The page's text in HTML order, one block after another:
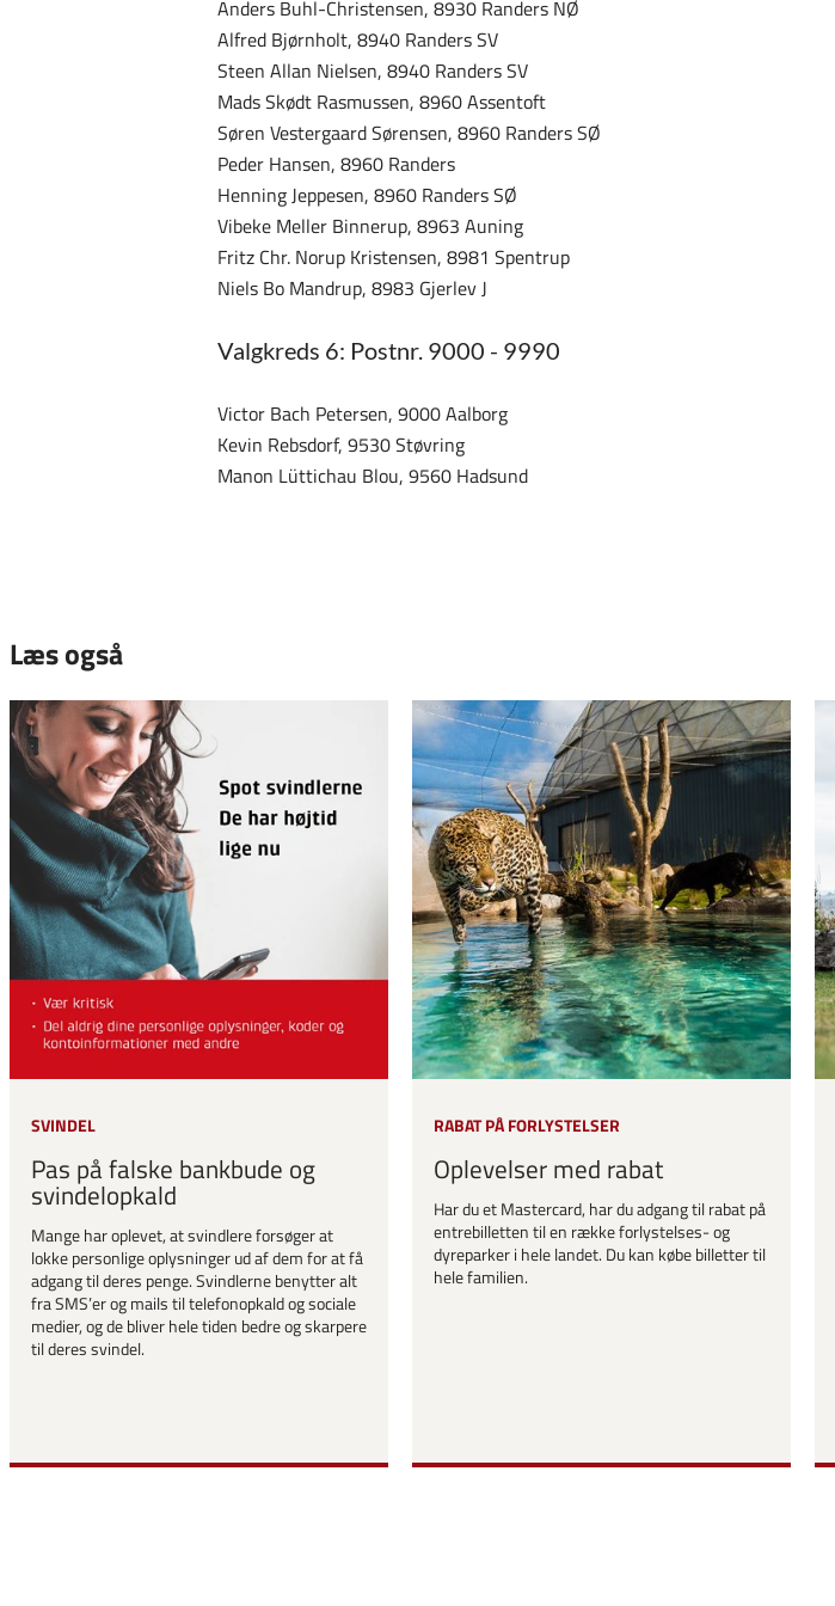
Anders Buhl-Christensen, 8930 Randers NØ
Alfred Bjørnholt, 8940 Randers SV
Steen Allan Nielsen, 8940 Randers SV
Mads Skødt Rasmussen, 8960 Assentoft
Søren Vestergaard Sørensen, 8960 Randers SØ
Peder Hansen, 8960 Randers
Henning Jeppesen, 8960 Randers SØ
Vibeke Meller Binnerup, 8963 Auning
Fritz Chr. Norup Kristensen, 8981 Spentrup
Niels Bo Mandrup, 8983 Gjerlev J
Valgkreds 6: Postnr. 9000 - 9990
Victor Bach Petersen, 9000 Aalborg
Kevin Rebsdorf, 9530 Støvring
Manon Lüttichau Blou, 9560 Hadsund
Læs også
SVINDEL
Pas på falske bankbude og
svindelopkald
Mange har oplevet, at svindlere forsøger at
lokke personlige oplysninger ud af dem for at få
adgang til deres penge. Svindlerne benytter alt
fra SMS’er og mails til telefonopkald og sociale
medier, og de bliver hele tiden bedre og skarpere
til deres svindel.
RABAT PÅ FORLYSTELSER
Oplevelser med rabat
Har du et Mastercard, har du adgang til rabat på
entrebilletten til en række forlystelses- og
dyreparker i hele landet. Du kan købe billetter til
hele familien.